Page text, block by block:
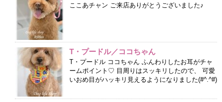
ここあチャン ご来店ありがとうございました♪
T・プードル／ココちゃん
T・プードル ココちゃん ふんわりしたお耳がチャ
ームポイント♡ 目周りはスッキリしたので、 可愛
いおめ目がハッキリ見えるようになりました(#^.^#)